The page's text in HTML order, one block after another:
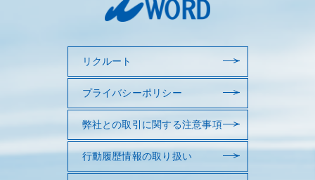
リクルート
プライバシーポリシー
弊社との取引に関する注意事項
行動履歴情報の取り扱い